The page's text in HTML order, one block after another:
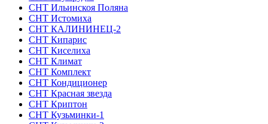
СНТ Ильинскоя Поляна
СНТ Истомиха
СНТ КАЛИНИНЕЦ-2
СНТ Кипарис
СНТ Киселиха
СНТ Климат
СНТ Комплект
СНТ Кондиционер
СНТ Красная звезда
СНТ Криптон
СНТ Кузьминки-1